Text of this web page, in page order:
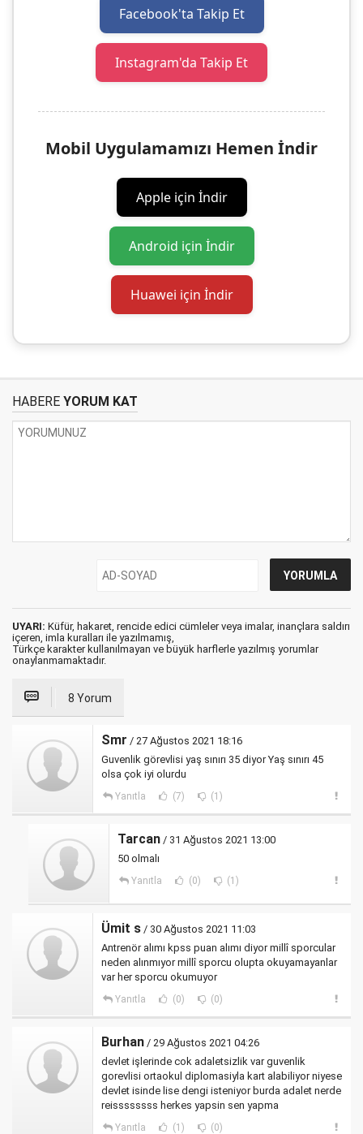
Facebook'ta Takip Et
Instagram'da Takip Et
Mobil Uygulamamızı Hemen İndir
Apple için İndir
Android için İndir
Huawei için İndir
HABERE YORUM KAT
UYARI: Küfür, hakaret, rencide edici cümleler veya imalar, inançlara saldırı
içeren, imla kuralları ile yazılmamış,
Türkçe karakter kullanılmayan ve büyük harflerle yazılmış yorumlar
onaylanmamaktadır.
8 Yorum
Smr / 27 Ağustos 2021 18:16
Guvenlik görevlisi yaş sınırı 35 diyor Yaş sınırı 45
olsa çok iyi olurdu
Yanıtla (7) (1)
Tarcan / 31 Ağustos 2021 13:00
50 olmalı
Yanıtla (0) (1)
Ümit s / 30 Ağustos 2021 11:03
Antrenör alımı kpss puan alımı diyor millî sporcular
neden alınmıyor millî sporcu olupta okuyamayanlar
var her sporcu okumuyor
Yanıtla (0) (0)
Burhan / 29 Ağustos 2021 04:26
devlet işlerinde cok adaletsizlik var guvenlik
gorevlisi ortaokul diplomasiyla kart alabiliyor niyese
devlet isinde lise dengi isteniyor burda adalet nerde
reissssssss herkes yapsin sen yapma
Yanıtla (1) (0)